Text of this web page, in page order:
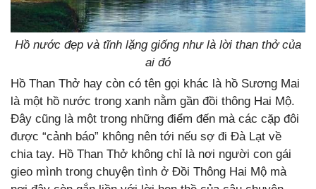
Hồ nước đẹp và tĩnh lặng giống như là lời than thở của
ai đó
Hồ Than Thở hay còn có tên gọi khác là hồ Sương Mai
là một hồ nước trong xanh nằm gần đồi thông Hai Mộ.
Đây cũng là một trong những điểm đến mà các cặp đôi
được “cảnh báo” không nên tới nếu sợ đi Đà Lạt về
chia tay. Hồ Than Thở không chỉ là nơi người con gái
gieo mình trong chuyện tình ở Đồi Thông Hai Mộ mà